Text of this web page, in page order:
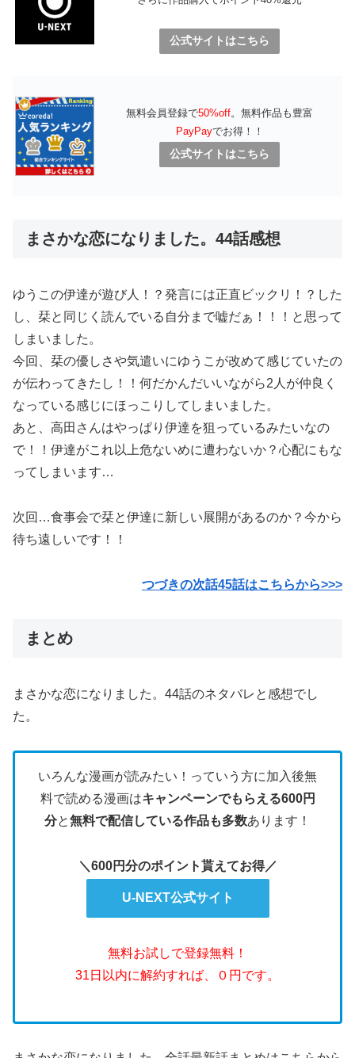
公式サイトはこちら
無料会員登録で50%off。無料作品も豊富
PayPayでお得！！
公式サイトはこちら
まさかな恋になりました。44話感想
ゆうこの伊達が遊び人！？発言には正直ビックリ！？した
し、栞と同じく読んでいる自分まで嘘だぁ！！！と思って
しまいました。
今回、栞の優しさや気遣いにゆうこが改めて感じていたの
が伝わってきたし！！何だかんだいいながら2人が仲良く
なっている感じにほっこりしてしまいました。
あと、高田さんはやっぱり伊達を狙っているみたいなの
で！！伊達がこれ以上危ないめに遭わないか？心配にもな
ってしまいます…
次回…食事会で栞と伊達に新しい展開があるのか？今から
待ち遠しいです！！
つづきの次話45話はこちらから>>>
まとめ
まさかな恋になりました。44話のネタバレと感想でし
た。
いろんな漫画が読みたい！っていう方に加入後無
料で読める漫画はキャンペーンでもらえる600円
分と無料で配信している作品も多数あります！
＼600円分のポイント貰えてお得／
U-NEXT公式サイト
無料お試しで登録無料！
31日以内に解約すれば、０円です。